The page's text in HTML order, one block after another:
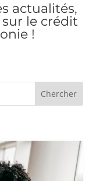
actualités,
le crédit
!